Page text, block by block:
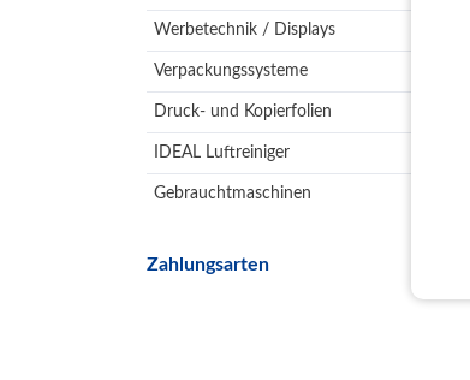
Werbetechnik / Displays
Verpackungssysteme
Druck- und Kopierfolien
IDEAL Luftreiniger
Gebrauchtmaschinen
Zahlungsarten